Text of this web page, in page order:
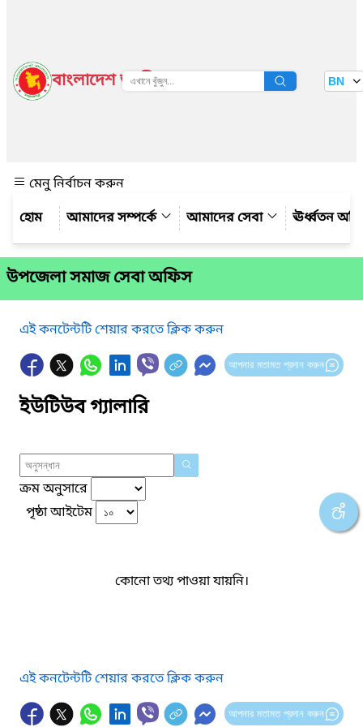
বাংলাদেশ জাতীয় তথ্য বাতায়ন BN
মেনু নির্বাচন করুন
আমাদের সম্পর্কে
আমাদের সেবা ঊর্ধ্বতন
উপজেলা সমাজ সেবা অফিস
এই কনটেন্টটি শেয়ার করতে ক্লিক করুন
আপনার মতামত প্রদান করুন
ইউটিউব গ্যালারি
ক্রম অনুসারে
পৃষ্ঠা আইটেম
কোনো তথ্য পাওয়া যায়নি।
এই কনটেন্টটি শেয়ার করতে ক্লিক করুন
আপনার মতামত প্রদান করুন